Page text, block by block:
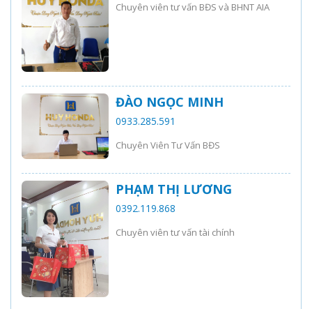
Chuyên viên tư vấn BĐS và BHNT AIA
ĐÀO NGỌC MINH
0933.285.591
Chuyên Viên Tư Vấn BĐS
PHẠM THỊ LƯƠNG
0392.119.868
Chuyên viên tư vấn tài chính